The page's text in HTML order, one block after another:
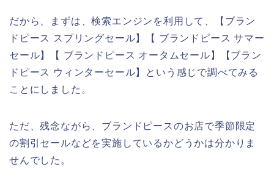
だから、まずは、検索エンジンを利用して、【ブラン
ドピース スプリングセール】【 ブランドピース サマー
セール】【 ブランドピース オータムセール】【ブラン
ドピース ウィンターセール】という感じで調べてみる
ことにしました。
ただ、残念ながら、ブランドピースのお店で季節限定
の割引セールなどを実施しているかどうかは分かりま
せんでした。